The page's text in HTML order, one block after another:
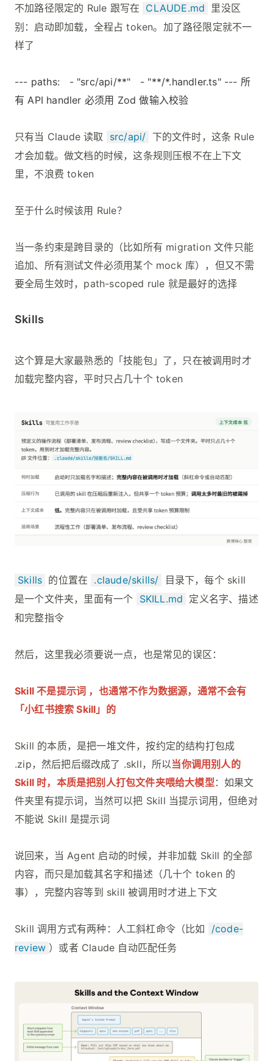
不加路径限定的 Rule 跟写在 CLAUDE.md
里没区
别：启动即加载，全程占 token。加了路径限定就不一
样了
--- paths: - "src/api/**" - "**/*.handler.ts" --- 所
有 API handler 必须用 Zod 做输入校验
只有当 Claude 读取 src/api/ 下的文件时，这条 Rule
才会加载。做文档的时候，这条规则压根不在上下文
里，不浪费 token
至于什么时候该用 Rule？
当一条约束是跨目录的（比如所有 migration 文件只能
追加、所有测试文件必须用某个 mock 库），但又不需
要全局生效时，path-scoped rule 就是最好的选择
Skills
这个算是大家最熟悉的「技能包」了，只在被调用时才
加载完整内容，平时只占几十个 token
Skills 的位置在 .claude/skills/
目录下，每个 skill
是一个文件夹，里面有一个 SKILL.md 定义名字、描述
和完整指令
然后，这里我必须要说一点，也是常见的误区：
Skill 不是提示词 ，也通常不作为数据源，通常不会有
「小红书搜索 Skill」的
Skill 的本质，是把一堆文件，按约定的结构打包成
.zip，然后把后缀改成了 .skll，所以 当你调用别人的
Skill 时，本质是把别人打包文件夹喂给大模型 ：如果文
件夹里有提示词，当然可以把 Skill 当提示词用，但绝对
不能说 Skill 是提示词
说回来，当 Agent 启动的时候，并非加载 Skill 的全部
内容，而只是加载其名字和描述（几十个 token 的
事），完整内容等到 skill 被调用时才进上下文
Skill 调用方式有两种：人工斜杠命令（比如
/code-
review ）或者 Claude 自动匹配任务